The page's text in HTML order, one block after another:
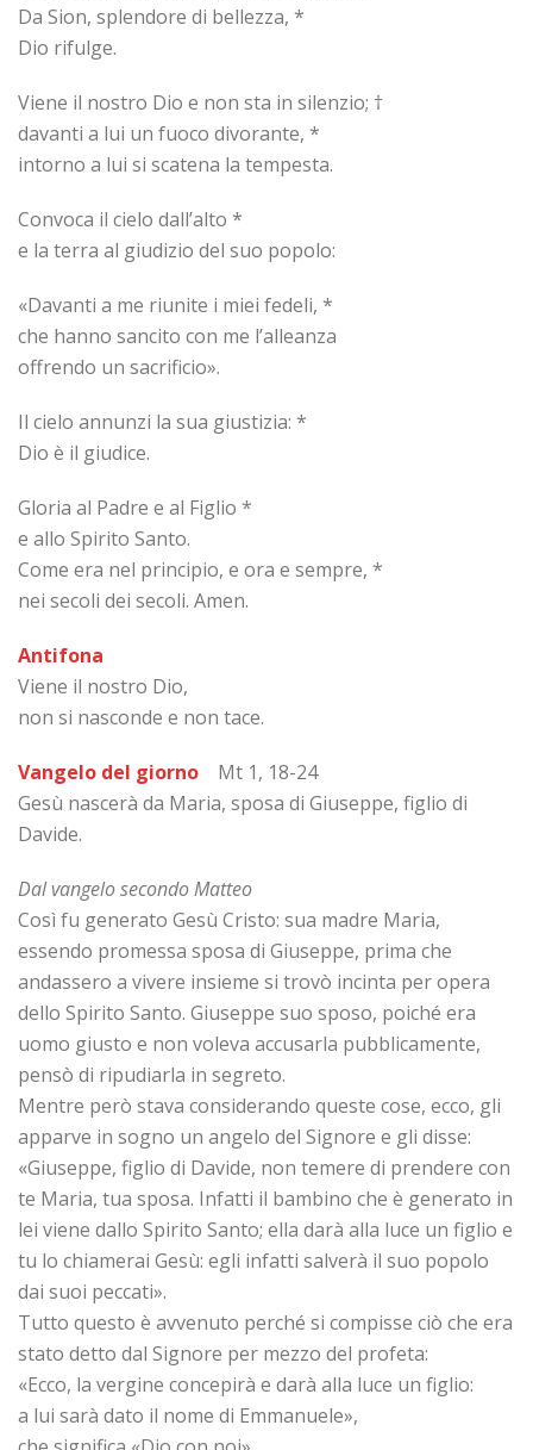
Da Sion, splendore di bellezza, *
Dio rifulge.
Viene il nostro Dio e non sta in silenzio; †
davanti a lui un fuoco divorante, *
intorno a lui si scatena la tempesta.
Convoca il cielo dall’alto *
e la terra al giudizio del suo popolo:
«Davanti a me riunite i miei fedeli, *
che hanno sancito con me l’alleanza
offrendo un sacrificio».
Il cielo annunzi la sua giustizia: *
Dio è il giudice.
Gloria al Padre e al Figlio *
e allo Spirito Santo.
Come era nel principio, e ora e sempre, *
nei secoli dei secoli. Amen.
Antifona
Viene il nostro Dio,
non si nasconde e non tace.
Vangelo del giorno Mt 1, 18-24
Gesù nascerà da Maria, sposa di Giuseppe, figlio di
Davide.
Dal vangelo secondo Matteo
Così fu generato Gesù Cristo: sua madre Maria,
essendo promessa sposa di Giuseppe, prima che
andassero a vivere insieme si trovò incinta per opera
dello Spirito Santo. Giuseppe suo sposo, poiché era
uomo giusto e non voleva accusarla pubblicamente,
pensò di ripudiarla in segreto.
Mentre però stava considerando queste cose, ecco, gli
apparve in sogno un angelo del Signore e gli disse:
«Giuseppe, figlio di Davide, non temere di prendere con
te Maria, tua sposa. Infatti il bambino che è generato in
lei viene dallo Spirito Santo; ella darà alla luce un figlio e
tu lo chiamerai Gesù: egli infatti salverà il suo popolo
dai suoi peccati».
Tutto questo è avvenuto perché si compisse ciò che era
stato detto dal Signore per mezzo del profeta:
«Ecco, la vergine concepirà e darà alla luce un figlio:
a lui sarà dato il nome di Emmanuele»,